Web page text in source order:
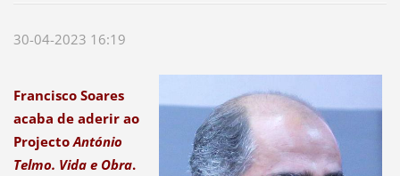
30-04-2023 16:19
Francisco Soares
acaba de aderir ao
ProjectoAntónio
Telmo. Vida e Obra.